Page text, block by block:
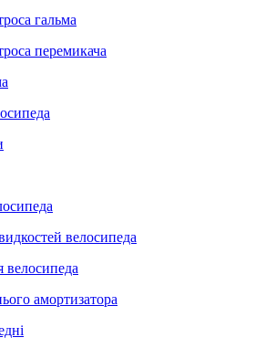
гальма
перемикача
велосипеда
амортизатора